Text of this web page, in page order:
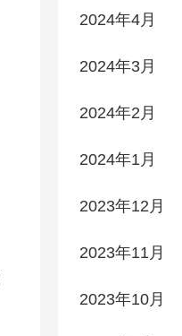
2024年4月
2024年3月
2024年2月
2024年1月
2023年12月
2023年11月
2023年10月